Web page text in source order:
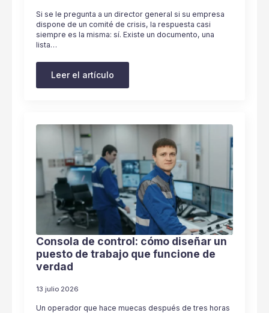
Si se le pregunta a un director general si su empresa
dispone de un comité de crisis, la respuesta casi
siempre es la misma: sí. Existe un documento, una
lista…
Leer el artículo
Consola de control: cómo diseñar un
puesto de trabajo que funcione de
verdad
13 julio 2026
Un operador que hace muecas después de tres horas